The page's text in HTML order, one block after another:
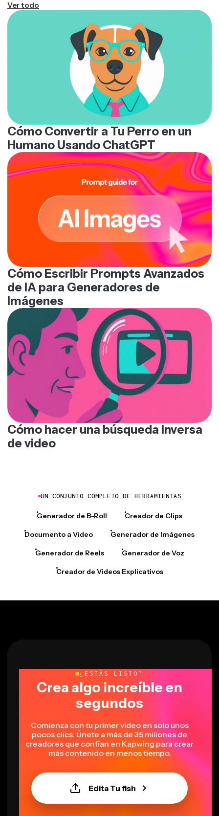
Ver todo
Cómo Convertir a Tu Perro en un
Humano Usando ChatGPT
Cómo Escribir Prompts Avanzados
de IA para Generadores de
Imágenes
Cómo hacer una búsqueda inversa
de video
UN CONJUNTO COMPLETO DE HERRAMIENTAS
Generador de B-Roll Creador de Clips
Documento a Video Generador de Imágenes
Generador de Reels Generador de Voz
Creador de Videos Explicativos
¿ESTÁS LISTO?
Crea algo increíble en
segundos
Comienza con tu primer video en solo unos
pocos clics. Únete a más de 35 millones de
creadores que confían en Kapwing para crear
más contenido en menos tiempo.
Edita Tu fish